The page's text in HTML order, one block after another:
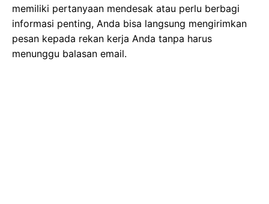
memiliki pertanyaan mendesak atau perlu berbagi
informasi penting, Anda bisa langsung mengirimkan
pesan kepada rekan kerja Anda tanpa harus
menunggu balasan email.